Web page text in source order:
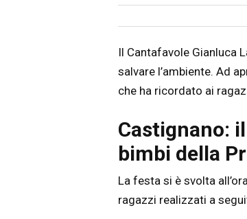
Articolo
Testo articolo principale
Il Cantafavole Gianluca
salvare l’ambiente. Ad
che ha ricordato ai
Castignano:
bimbi della
La festa si è svolta
ragazzi realizzati a